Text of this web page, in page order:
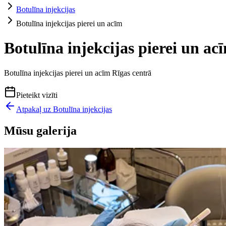
Botulīna injekcijas
Botulīna injekcijas pierei un acīm
Botulīna injekcijas pierei un
Botulīna injekcijas pierei un acīm Rīgas centrā
Pieteikt vizīti
Atpakaļ uz Botulīna injekcijas
Mūsu galerija